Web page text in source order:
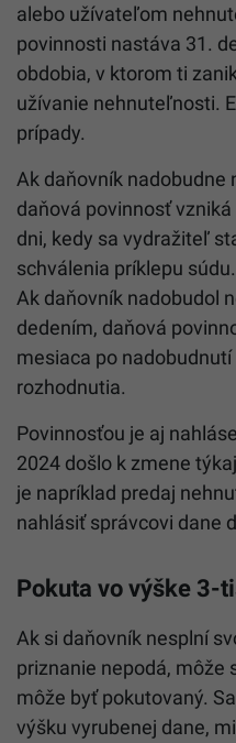
alebo užívateľom
povinnosti nastáva 31.
obdobia, v ktorom ti
užívanie nehnuteľnosti.
prípady.
Ak daňovník
daňová povinnosť
dni, kedy sa vydražiteľ
schválenia príklepu
Ak daňovník nadobudol
dedením, daňová
mesiaca po
rozhodnutia.
Povinnosťou je aj
2024 došlo k zmene
je napríklad predaj
nahlásiť správcovi dane
Pokuta vo výške 3-
Ak si daňovník nesplní
priznanie nepodá, môže
môže byť pokutovaný.
výšku vyrubenej dane,